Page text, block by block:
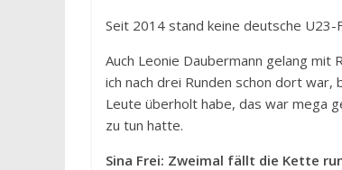
Seit 2014 stand keine deutsche
Auch Leonie Daubermann gelang mit
ich nach drei Runden schon dort
Leute überholt habe, das war mega
zu tun hatte.
Sina Frei: Zweimal fällt die Kette